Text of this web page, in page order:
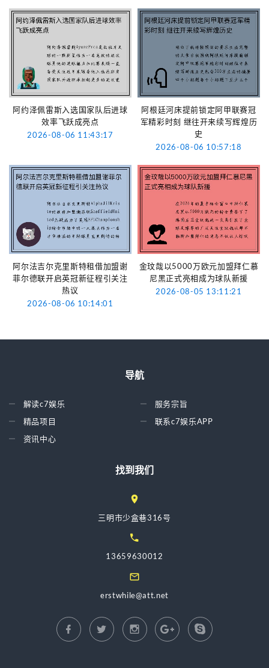
阿约泽佩雷斯入选国家队后进球
效率飞跃成亮点
2026-08-06 11:43:17
阿根廷河床提前锁定阿甲联赛冠
军精彩时刻 继往开来续写辉煌历
史
2026-08-06 10:57:18
阿尔法吉尔克里斯特租借加盟谢
菲尔德联开启英冠新征程引关注
热议
2026-08-06 10:14:01
金玟哉以5000万欧元加盟拜仁慕
尼黑正式亮相成为球队新援
2026-08-05 13:11:21
导航
解读c7娱乐
精品项目
资讯中心
服务宗旨
联系c7娱乐APP
找到我们
三明市少盒巷316号
13659630012
erstwhile@att.net